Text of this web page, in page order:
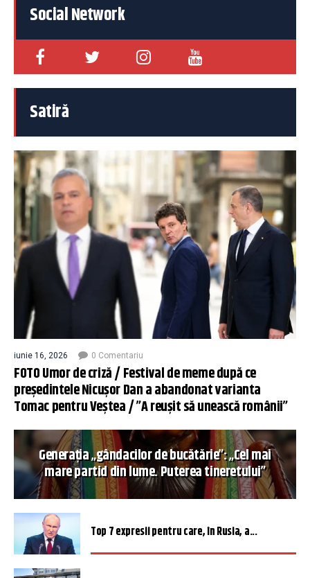
Social Network
Satiră
iunie 16, 2026 0 Comentariu
FOTO Umor de criză / Festival de meme după ce
președintele Nicușor Dan a abandonat varianta
Tomac pentru Veștea / ”A reușit să unească românii”
Generația „gândacilor de bucătărie”: „Cel mai
mare partid din lume. Puterea tineretului”
Top 7 expresii pentru care, în Rusia, a...